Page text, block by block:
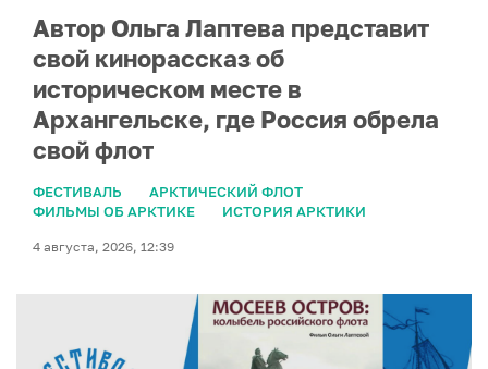
Автор Ольга Лаптева представит
свой кинорассказ об
историческом месте в
Архангельске, где Россия обрела
свой флот
ФЕСТИВАЛЬ
АРКТИЧЕСКИЙ ФЛОТ
ФИЛЬМЫ ОБ АРКТИКЕ
ИСТОРИЯ АРКТИКИ
4 августа, 2026, 12:39